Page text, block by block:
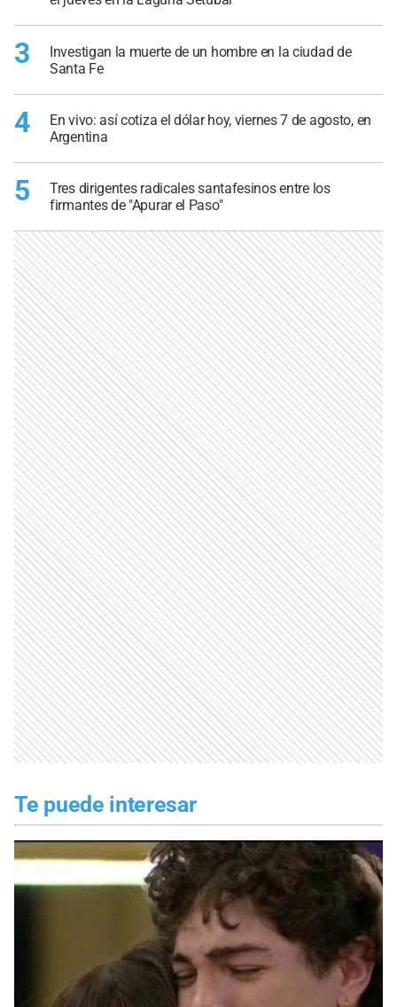
3
Investigan la muerte de un hombre en la ciudad de
Santa Fe
4
En vivo: así cotiza el dólar hoy, viernes 7 de agosto, en
Argentina
5
Tres dirigentes radicales santafesinos entre los
firmantes de "Apurar el Paso"
Te puede interesar